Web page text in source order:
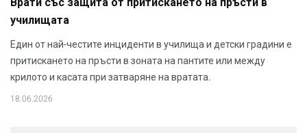
училищата
Един от най-честите инциденти в училища и детски градини е
притискането на пръсти в зоната на пантите или между
крилото и касата при затваряне на вратата.
18.06.2026